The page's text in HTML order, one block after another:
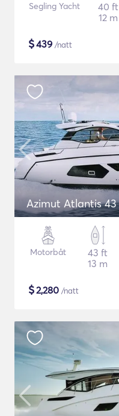
Segling Yacht
40 ft
12 m
$439 /natt
Azimut Atlantis 43
Motorbåt
43 ft
13 m
$2,280 /natt